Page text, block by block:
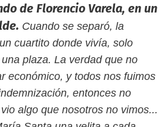
de Florencio Varela, en un
Cuando se separó, la
cuartito donde vivía, solo
plaza. La verdad que no
económico, y todos nos fuimos
entonces no
algo que nosotros no vimos...